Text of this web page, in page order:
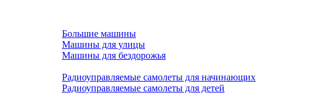
Большие машины
Машины для улицы
Машины для бездорожья
Радиоуправляемые самолеты для начинающих
Радиоуправляемые самолеты для детей